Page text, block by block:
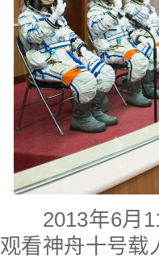
2013年6月11
观看神舟十号载